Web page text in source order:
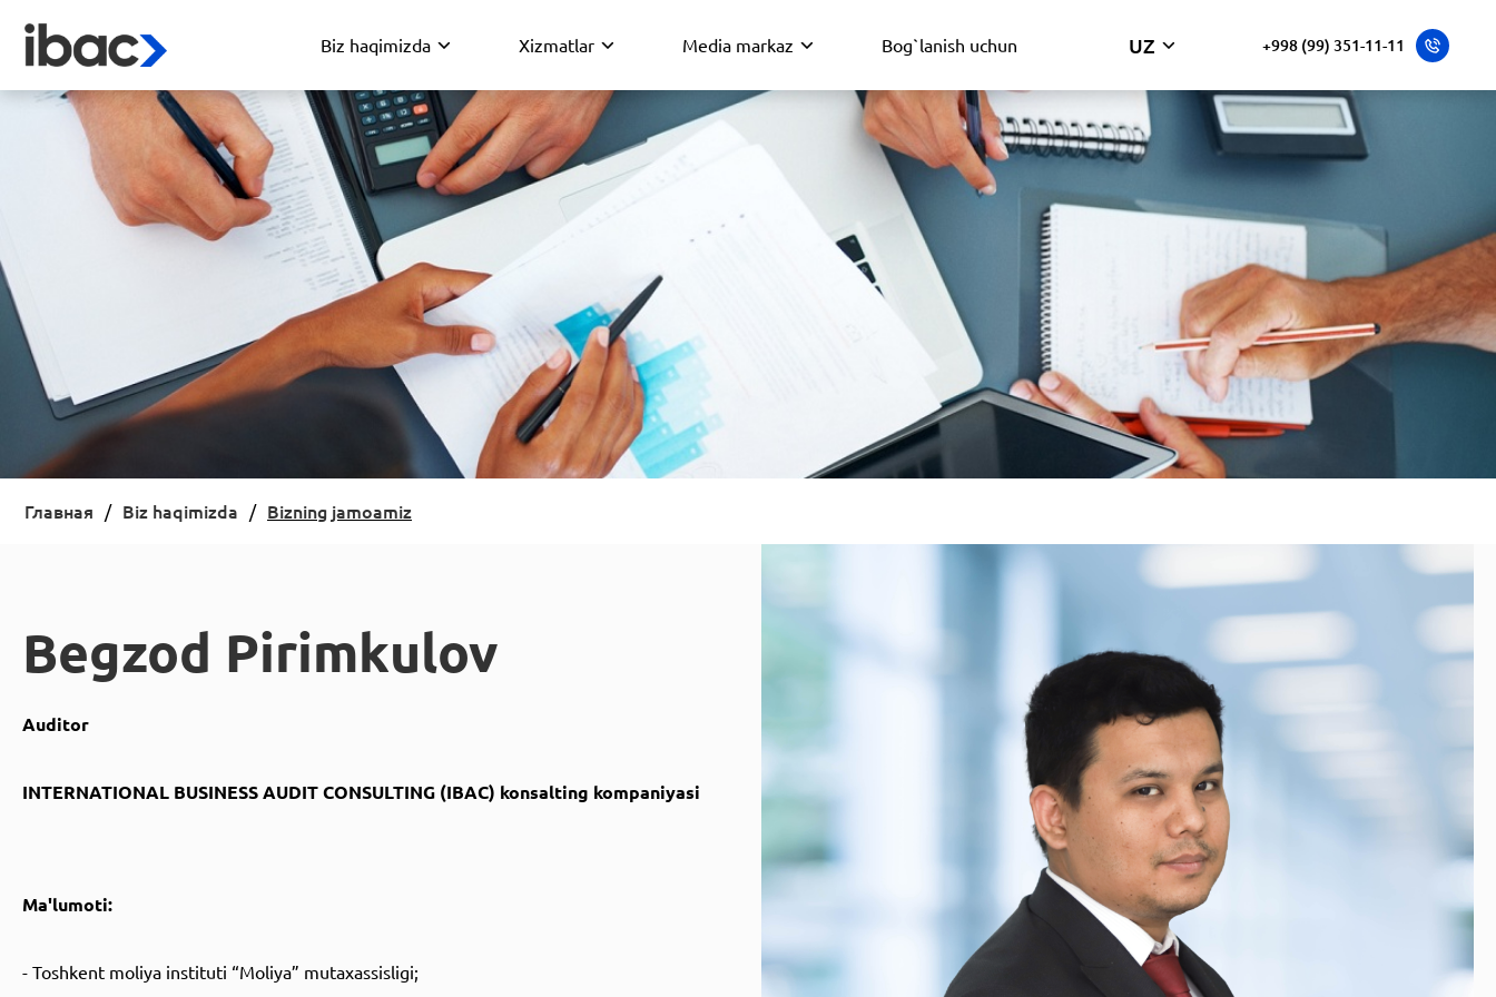
Biz haqimizda Xizmatlar Media markaz Bog`lanish uchun UZ +998 (99) 351-11-11
Главная Biz haqimizda Bizning jamoamiz
Begzod Pirimkulov
Auditor
INTERNATIONAL BUSINESS AUDIT CONSULTING (IBAC) konsalting kompaniyasi
Ma'lumoti:
- Toshkent moliya instituti “Moliya” mutaxassisligi;